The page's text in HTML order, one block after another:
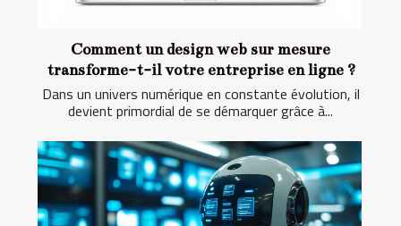
Comment un design web sur mesure
transforme-t-il votre entreprise en ligne ?
Dans un univers numérique en constante évolution, il
devient primordial de se démarquer grâce à...